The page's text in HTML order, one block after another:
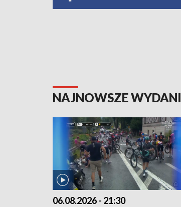
NAJNOWSZE
06.08.2026 - 21:30